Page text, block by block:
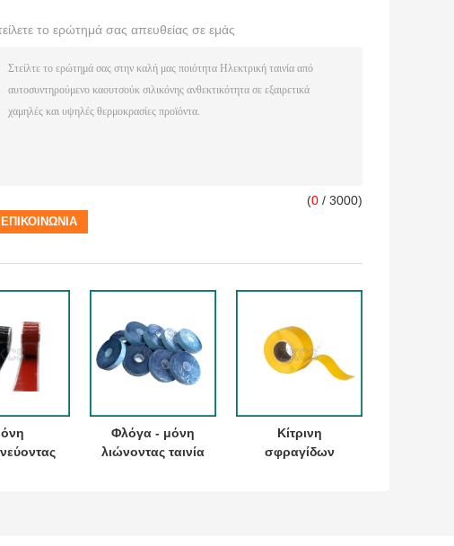
το ερώτημά σας απευθείας σε εμάς
(0 / 3000)
Φλόγα - μόνη
λιώνοντας ταινία
Κίτρινη
σφραγίδων